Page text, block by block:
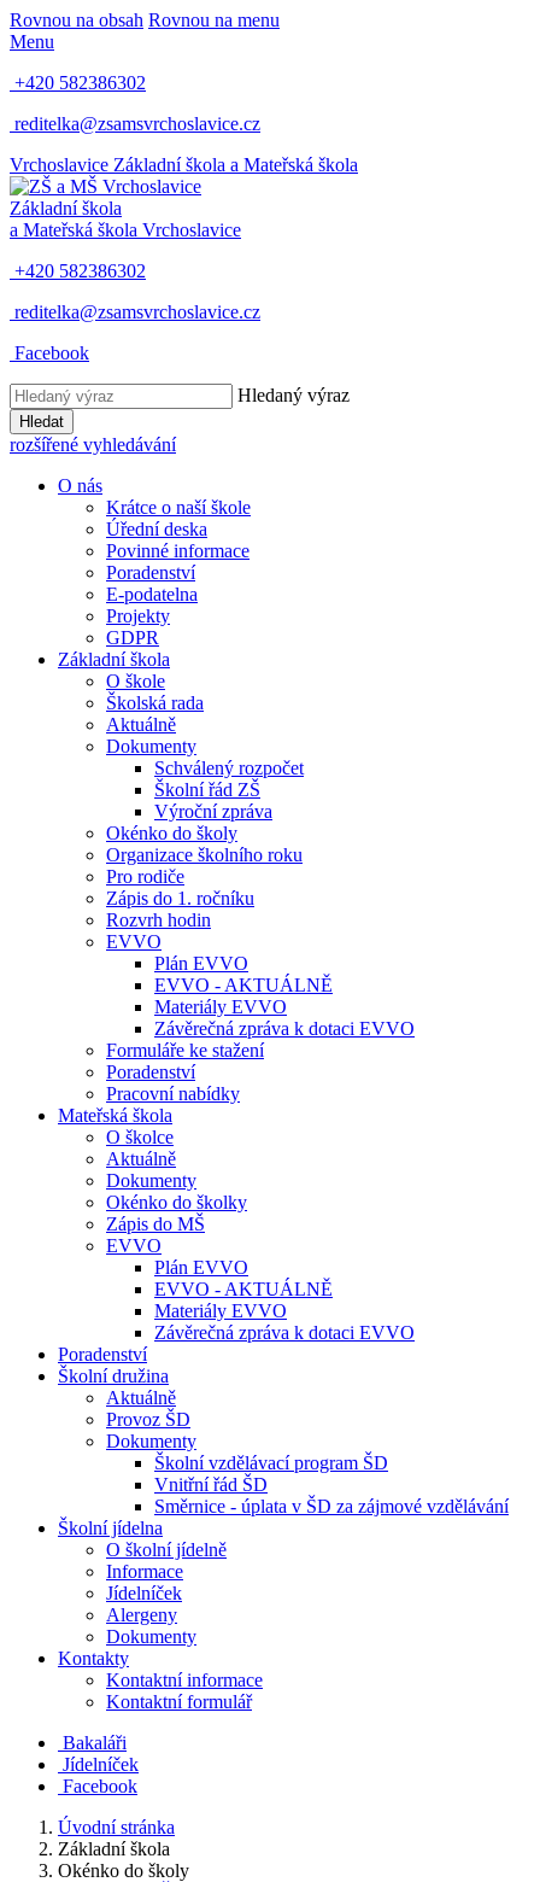
Rovnou na obsah Rovnou na menu
Menu
+420 582386302
reditelka@zsamsvrchoslavice.cz
Vrchoslavice Základní škola a Mateřská škola
Základní škola
a Mateřská škola Vrchoslavice
+420 582386302
reditelka@zsamsvrchoslavice.cz
Facebook
Hledaný výraz
Hledat
rozšířené vyhledávání
O nás
Krátce o naší škole
Úřední deska
Povinné informace
Poradenství
E-podatelna
Projekty
GDPR
Základní škola
O škole
Školská rada
Aktuálně
Dokumenty
Schválený rozpočet
Školní řád ZŠ
Výroční zpráva
Okénko do školy
Organizace školního roku
Pro rodiče
Zápis do 1. ročníku
Rozvrh hodin
EVVO
Plán EVVO
EVVO - AKTUÁLNĚ
Materiály EVVO
Závěrečná zpráva k dotaci EVVO
Formuláře ke stažení
Poradenství
Pracovní nabídky
Mateřská škola
O školce
Aktuálně
Dokumenty
Okénko do školky
Zápis do MŠ
EVVO
Plán EVVO
EVVO - AKTUÁLNĚ
Materiály EVVO
Závěrečná zpráva k dotaci EVVO
Poradenství
Školní družina
Aktuálně
Provoz ŠD
Dokumenty
Školní vzdělávací program ŠD
Vnitřní řád ŠD
Směrnice - úplata v ŠD za zájmové vzdělávání
Školní jídelna
O školní jídelně
Informace
Jídelníček
Alergeny
Dokumenty
Kontakty
Kontaktní informace
Kontaktní formulář
Bakaláři
Jídelníček
Facebook
Úvodní stránka
Základní škola
Okénko do školy